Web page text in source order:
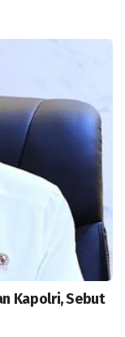
Kapolri, Sebut